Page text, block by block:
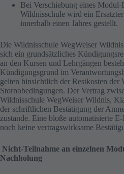
Bei Verschiebung eines Modul-
Wildnisschule wird ein
innerhalb einen Jahres gestellt.
Die Wildnisschule WegWeiser
sich ein grundsätzliches
an den Kursen und Lehrgängen
Kündigungsgrund im
gelten hinsichtlich der Restkosten der
Stornobedingungen. Der Vertrag
Wildnisschule WegWeiser Wildnis,
der schriftlichen Bestätigung der
zustande. Eine bloße automatisierte
noch keine vertragswirksame
Nicht-Teilnahme an einzelnen
Nachholung